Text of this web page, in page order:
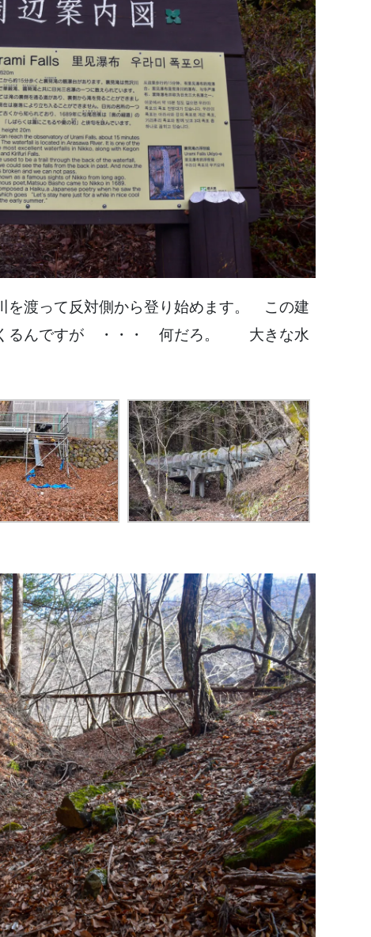
を渡って反対側から登り始めます。 この建
くるんですが ・・・ 何だろ。 大きな水